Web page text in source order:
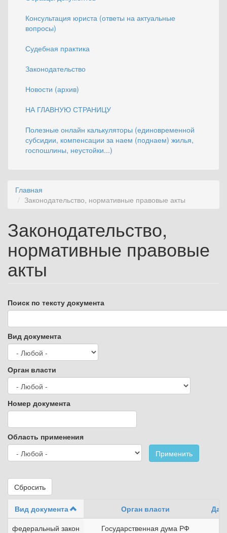
Консультация юриста (ответы на актуальные
вопросы)
Судебная практика
Законодательство
Новости (архив)
НА ГЛАВНУЮ СТРАНИЦУ
Полезные онлайн калькуляторы (единовременной
субсидии, компенсации за наем (поднаем) жилья,
госпошлины, неустойки...)
Главная
Законодательство, нормативные правовые акты
Законодательство,
нормативные правовые
акты
Поиск по тексту документа
Вид документа
Орган власти
Номер документа
Область применения
Применить
Сбросить
Вид документа Орган власти
федеральный закон
Государственная дума РФ